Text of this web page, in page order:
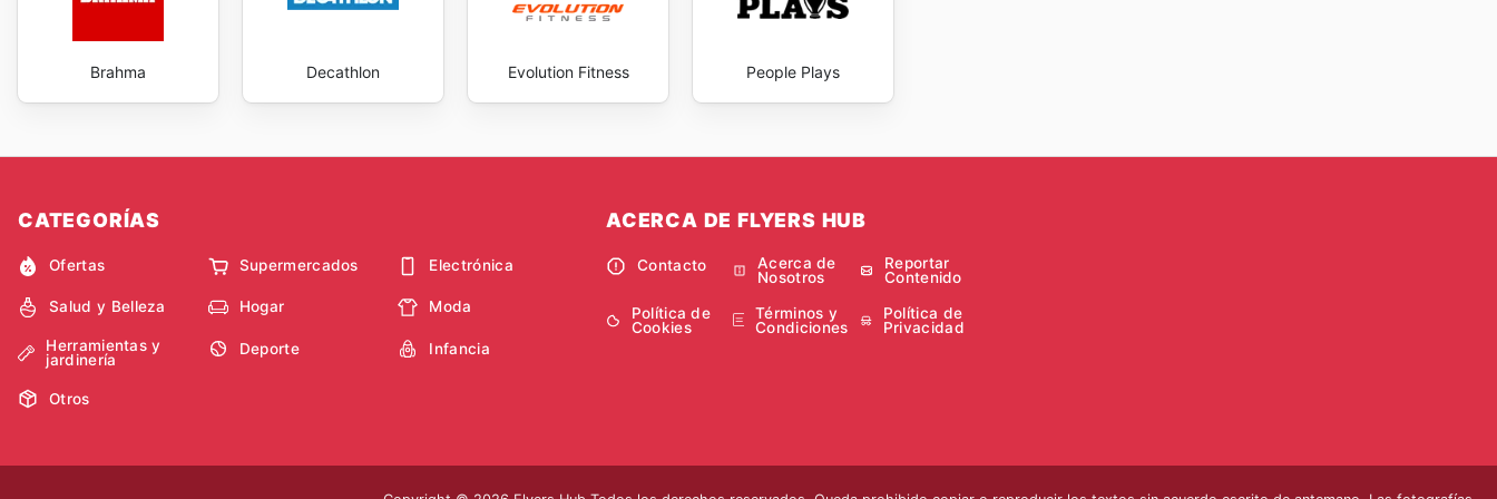
Brahma Decathlon Evolution Fitness People Plays
CATEGORÍAS
Ofertas Supermercados Electrónica
Salud y Belleza Hogar Moda
Herramientas y
jardinería
Deporte Infancia
Otros
ACERCA DE FLYERS HUB
Contacto
Acerca de
Nosotros
Reportar
Contenido
Política de
Cookies
Términos y
Condiciones
Política de
Privacidad